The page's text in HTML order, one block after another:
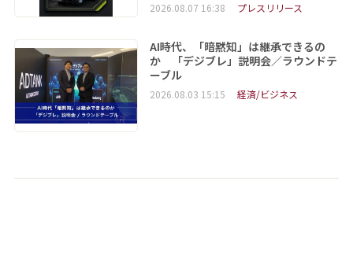
2026.08.07 16:38 プレスリリース
AI時代、「暗黙知」は継承できるの
か 「デジブレ」説明会／ラウンドテ
ーブル
2026.08.03 15:15 経済/ビジネス